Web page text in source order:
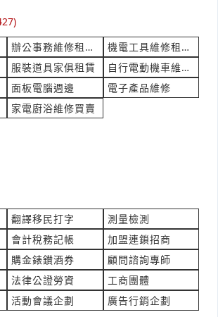
交期 請問有粉色夜光粉嗎
詢價
金配件和包裝
理
司 詢價
立即報價
辦公事務維修租賃買賣
機電工具維修租賃買賣
服裝道具家俱租賃
自行電動機車維修買賣
面板電腦週邊
電子產品維修
家電廚浴維修買賣
翻譯移民打字
測量檢測
會計稅務記帳
加盟連鎖招商
購金錶鑚酒券
顧問諮詢專師
法律公證勞資
工商團體
活動會議企劃 廣告行銷企劃